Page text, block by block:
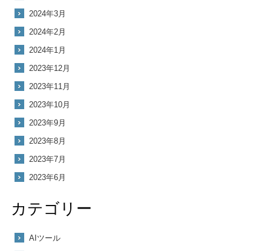
2024年3月
2024年2月
2024年1月
2023年12月
2023年11月
2023年10月
2023年9月
2023年8月
2023年7月
2023年6月
カテゴリー
AIツール